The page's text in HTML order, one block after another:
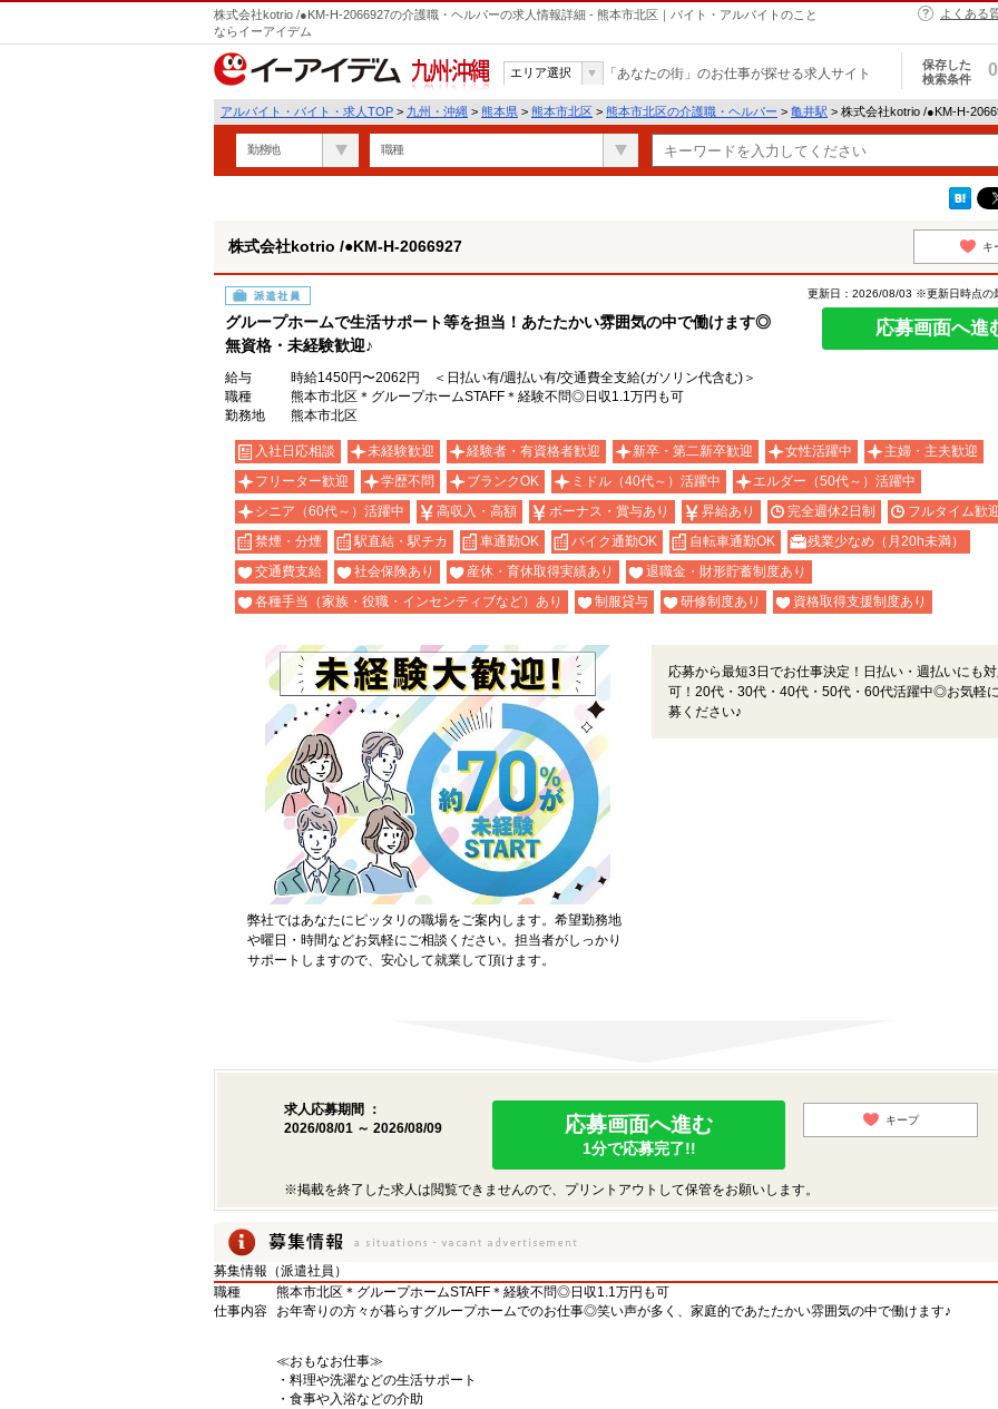
株式会社kotrio /●KM-H-2066927の介護職・ヘルパーの求人情報詳細 - 熊本市北区｜バイト・アルバイトのこと
ならイーアイデム
よくある
九州・沖縄
エリア選択 「あなたの街」のお仕事が探せる求人サイト
保存した
検索条件
0
アルバイト・バイト・求人TOP > 九州・沖縄 > 熊本県 > 熊本市北区 > 熊本市北区の介護職・ヘルパー > 亀井駅 > 株式会社kotrio /●KM-H-
勤務地 職種
株式会社kotrio /●KM-H-2066927 キ
派遣社員
グループホームで生活サポート等を担当！あたたかい雰囲気の中で働けます◎
無資格・未経験歓迎♪
更新日：2026/08/03 ※更新日時点の
応募画面へ進
給与
時給1450円〜2062円 ＜日払い有/週払い有/交通費全支給(ガソリン代含む)＞
職種
熊本市北区＊グループホームSTAFF＊経験不問◎日収1.1万円も可
勤務地
熊本市北区
入社日応相談 未経験歓迎 経験者・有資格者歓迎 新卒・第二新卒歓迎 女性活躍中
主婦・主夫歓迎
フリーター歓迎
学歴不問 ブランクOK ミドル（40代～）活躍中
エルダー（50代～）活躍中
シニア（60代～）活躍中
高収入・高額 ボーナス・賞与あり 昇給あり 完全週休2日制
フルタイム歓
禁煙・分煙
駅直結・駅チカ 車通勤OK バイク通勤OK 自転車通勤OK
残業少なめ（月20h未満）
交通費支給
社会保険あり 産休・育休取得実績あり
退職金・財形貯蓄制度あり
各種手当（家族・役職・インセンティブなど）あり
制服貸与 研修制度あり 資格取得支援制度あり
弊社ではあなたにピッタリの職場をご案内します。希望勤務地
や曜日・時間などお気軽にご相談ください。担当者がしっかり
サポートしますので、安心して就業して頂けます。
応募から最短3日でお仕事決定！日払い・週払いにも
可！20代・30代・40代・50代・60代活躍中◎お気軽
募ください♪
求人応募期間 ：
2026/08/01 ～ 2026/08/09
応募画面へ進む
1分で応募完了!!
キープ
※掲載を終了した求人は閲覧できませんので、プリントアウトして保管をお願いします。
募集情報（派遣社員）
職種
熊本市北区＊グループホームSTAFF＊経験不問◎日収1.1万円も可
仕事内容
お年寄りの方々が暮らすグループホームでのお仕事◎笑い声が多く、家庭的であたたかい雰囲気の中で働けます♪
≪おもなお仕事≫
・料理や洗濯などの生活サポート
・食事や入浴などの介助